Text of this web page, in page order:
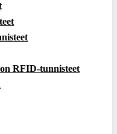
RFID-tunnisteet